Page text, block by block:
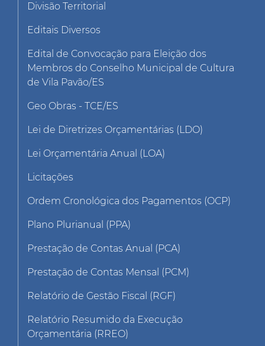
Divisão Territorial
Editais Diversos
Edital de Convocação para Eleição dos
Membros do Conselho Municipal de Cultura
de Vila Pavão/ES
Geo Obras - TCE/ES
Lei de Diretrizes Orçamentárias (LDO)
Lei Orçamentária Anual (LOA)
Licitações
Ordem Cronológica dos Pagamentos (OCP)
Plano Plurianual (PPA)
Prestação de Contas Anual (PCA)
Prestação de Contas Mensal (PCM)
Relatório de Gestão Fiscal (RGF)
Relatório Resumido da Execução
Orçamentária (RREO)